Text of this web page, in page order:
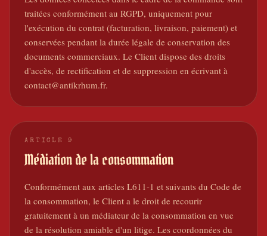
traitées conformément au RGPD, uniquement pour
l'exécution du contrat (facturation, livraison, paiement) et
conservées pendant la durée légale de conservation des
documents commerciaux. Le Client dispose des droits
d'accès, de rectification et de suppression en écrivant à
contact@antikrhum.fr.
ARTICLE 9
Médiation de la consommation
Conformément aux articles L611-1 et suivants du Code de
la consommation, le Client a le droit de recourir
gratuitement à un médiateur de la consommation en vue
de la résolution amiable d'un litige. Les coordonnées du